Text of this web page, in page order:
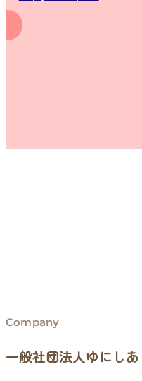
Company
一般社団法人ゆにしあ